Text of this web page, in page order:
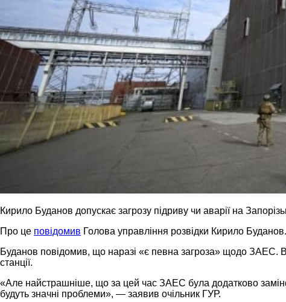
Кирило Буданов допускає загрозу підриву чи аварії на
Про це повідомив Голова управління розвідки Кирило Буданов.
Буданов повідомив, що наразі «є певна загроза» щодо ЗАЕС.
станції.
«Але найстрашніше, що за цей час ЗАЕС була додатково
будуть значні проблеми», — заявив очільник ГУР.